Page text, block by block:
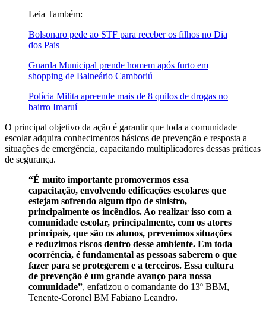
Leia Também:
Bolsonaro pede ao STF para receber os filhos no Dia
dos Pais
Guarda Municipal prende homem após furto em
shopping de Balneário Camboriú
Polícia Milita apreende mais de 8 quilos de drogas no
bairro Imaruí
O principal objetivo da ação é garantir que toda a comunidade
escolar adquira conhecimentos básicos de prevenção e resposta a
situações de emergência, capacitando multiplicadores dessas práticas
de segurança.
“É muito importante promovermos essa
capacitação, envolvendo edificações escolares que
estejam sofrendo algum tipo de sinistro,
principalmente os incêndios. Ao realizar isso com a
comunidade escolar, principalmente, com os atores
principais, que são os alunos, prevenimos situações
e reduzimos riscos dentro desse ambiente. Em toda
ocorrência, é fundamental as pessoas saberem o que
fazer para se protegerem e a terceiros. Essa cultura
de prevenção é um grande avanço para nossa
comunidade”, enfatizou o comandante do 13º BBM,
Tenente-Coronel BM Fabiano Leandro.